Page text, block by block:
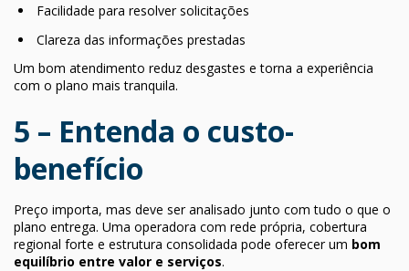
Facilidade para resolver solicitações
Clareza das informações prestadas
Um bom atendimento reduz desgastes e torna a experiência
com o plano mais tranquila.
5 – Entenda o custo-
benefício
Preço importa, mas deve ser analisado junto com tudo o que o
plano entrega. Uma operadora com rede própria, cobertura
regional forte e estrutura consolidada pode oferecer um bom
equilíbrio entre valor e serviços.